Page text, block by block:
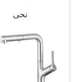
نحى